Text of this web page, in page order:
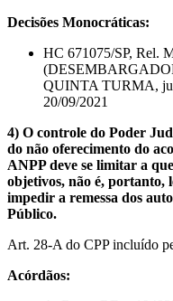
Decisões Monocráticas:
HC 671075/SP, Rel.
QUINTA TURMA,
20/09/2021
4) O controle do Poder
do não oferecimento do
ANPP deve se limitar a
objetivos, não é, portanto,
impedir a remessa dos
Público.
Art. 28-A do CPP incluído
Acórdãos: